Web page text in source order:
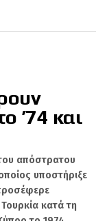
Bashke
30,
δυνάμεων
χώρο των
’74 και
απόστρατου
υποστήριξε
κατά τη